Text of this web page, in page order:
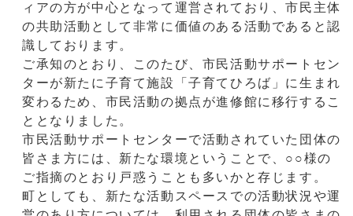
ィアの方が中心となって運営されており、市民主体
の共助活動として非常に価値のある活動であると認
識しております。
ご承知のとおり、このたび、市民活動サポートセン
ターが新たに子育て施設「子育てひろば」に生まれ
変わるため、市民活動の拠点が進修館に移行するこ
ととなりました。
市民活動サポートセンターで活動されていた団体の
皆さま方には、新たな環境ということで、○○様の
ご指摘のとおり戸惑うことも多いかと存じます。
町としても、新たな活動スペースでの活動状況や運